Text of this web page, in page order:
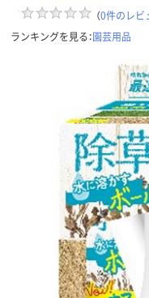
（0件のレビ
ランキングを見る：園芸用品